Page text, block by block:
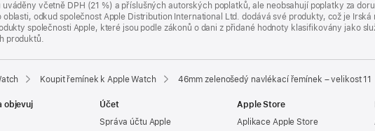
uváděny včetně DPH (21 %) a příslušných autorských poplatků, ale neobsahují poplatky za
oblasti, odkud společnost Apple Distribution International Ltd. dodává své produkty, což je
společnosti Apple, které jsou podle zákonů o dani z přidané hodnoty klasifikovány jako
produktů.
Koupit řemínek k Apple Watch 46mm zelenošedý navlékací řemínek – velikost 11
objevuj
Účet
Správa účtu Apple
Apple Store
Aplikace Apple Store